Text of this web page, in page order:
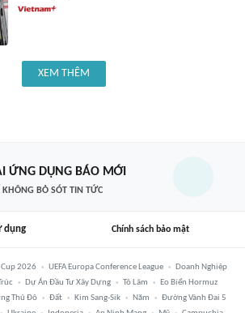
XEM THÊM
ỨNG DỤNG BÁO MỚI
BỎ SÓT TIN TỨC
dụng Chính sách bảo mật
Cup 2026 UEFA Europa Conference League
Doanh Nghiệp
Dự Án Đầu Tư Xây Dựng Tô Lâm
Eo Biển Hormuz
Thủ Đô Đất Kim Sang-Sik Năm
Đường Vành Đai 5